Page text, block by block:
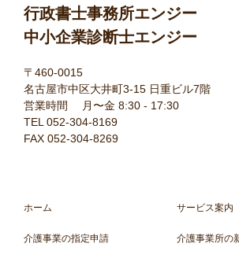
行政書士事務所エンジー
中小企業診断士エンジー
〒460-0015
名古屋市中区大井町3-15 日重ビル7階
営業時間 月〜金 8:30 - 17:30
TEL 052-304-8169
FAX 052-304-8269
ホーム サービス案内
介護事業の指定申請 介護事業所の